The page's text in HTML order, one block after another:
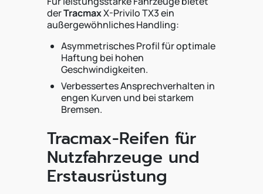
derTracmaxX-Privilo TX3 ein
außergewöhnliches Handling:
Asymmetrisches Profil für optimale
Haftung bei hohen
Geschwindigkeiten.
Verbessertes Ansprechverhalten in
engen Kurven und bei starkem
Bremsen.
Tracmax-Reifen für
Nutzfahrzeuge und
Erstausrüstung